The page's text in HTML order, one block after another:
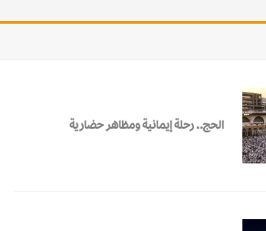
الحج.. رحلة إيمانية ومظاهر حضارية